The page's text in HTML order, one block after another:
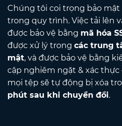
Chúng tôi coi trọng bảo
trong quy trình. Việc tải lên
được bảo vệ bằng mã hóa
được xử lý trong các trung
mật, và được bảo vệ bằng
cập nghiêm ngặt & xác
mọi tệp sẽ tự động bị xóa
phút sau khi chuyển đổi.